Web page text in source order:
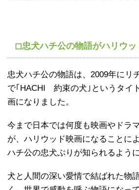
◻忠犬ハチ公の物語がハリウッ
忠犬ハチ公の物語は、2009年にリ
で｢HACHI 約束の犬｣というタイ
画になりました。
今まで日本では何度も映画やドラ
が、ハリウッド映画になることに
ハチ公の忠犬ぶりが知られるよう
犬と人間の深い愛情で結ばれた物